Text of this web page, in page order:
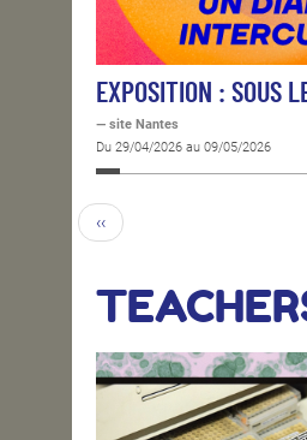
EXPOSITION : SOUS
— site Nantes
Du 29/04/2026 au 09/05/2026
‹‹